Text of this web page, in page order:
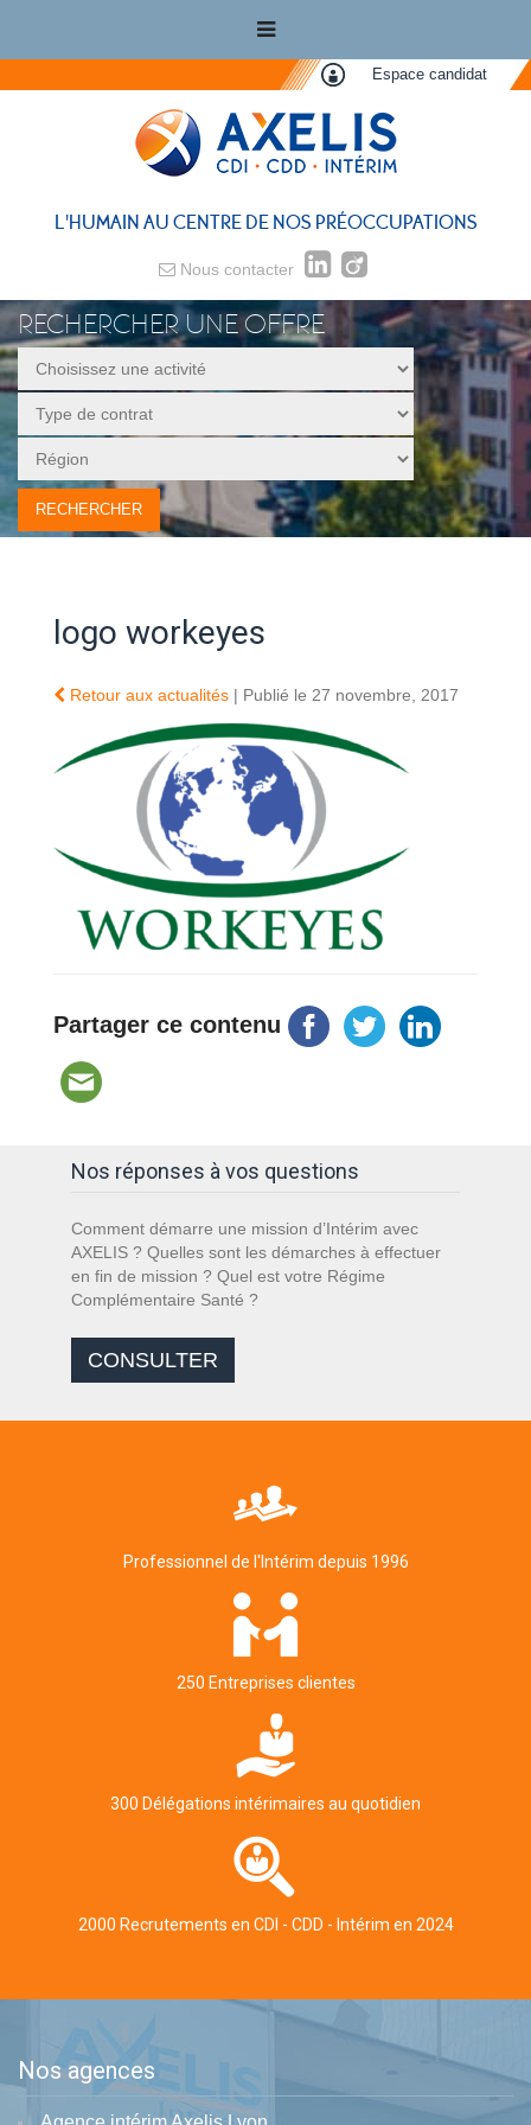
Espace candidat
L'HUMAIN AU CENTRE DE NOS PRÉOCCUPATIONS
Nous contacter
RECHERCHER UNE OFFRE
logo workeyes
Retour aux actualités | Publié le 27 novembre, 2017
Partager ce contenu
Nos réponses à vos questions
Comment démarre une mission d’Intérim avec
AXELIS ? Quelles sont les démarches à effectuer
en fin de mission ? Quel est votre Régime
Complémentaire Santé ?
CONSULTER
Professionnel de l'Intérim depuis 1996
250 Entreprises clientes
300 Délégations intérimaires au quotidien
2000 Recrutements en CDI - CDD - Intérim en 2024
Nos agences